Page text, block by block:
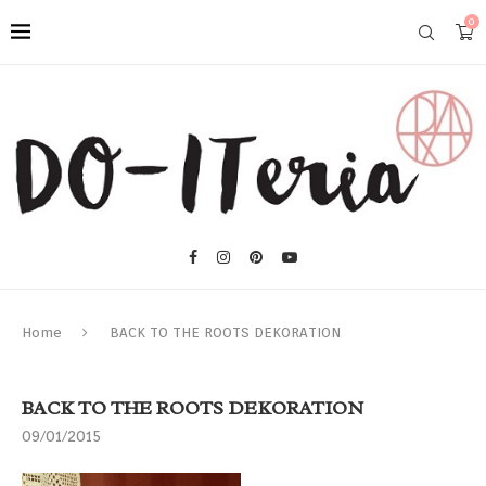
0
Home BACK TO THE ROOTS DEKORATION
BACK TO THE ROOTS DEKORATION
09/01/2015